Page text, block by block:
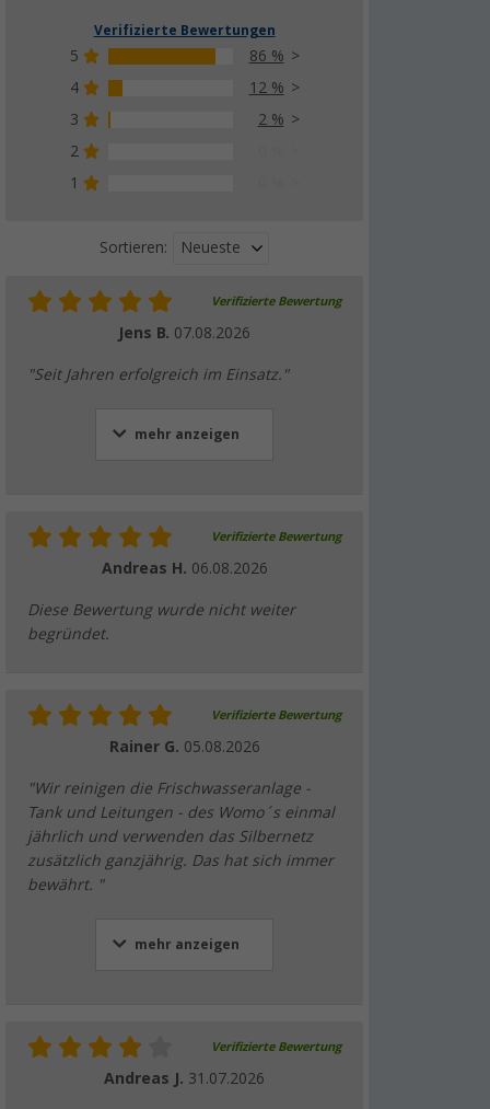
Verifizierte Bewertungen
5
86 %
4
12 %
3
2 %
2
1
Sortieren: Neueste
Verifizierte Bewertung
Jens B. 07.08.2026
"Seit Jahren erfolgreich im Einsatz."
mehr anzeigen
Verifizierte Bewertung
Andreas H. 06.08.2026
Diese Bewertung wurde nicht weiter
begründet.
Verifizierte Bewertung
Rainer G. 05.08.2026
"Wir reinigen die Frischwasseranlage -
Tank und Leitungen - des Womo´s einmal
jährlich und verwenden das Silbernetz
zusätzlich ganzjährig. Das hat sich immer
bewährt. "
mehr anzeigen
Verifizierte Bewertung
Andreas J. 31.07.2026